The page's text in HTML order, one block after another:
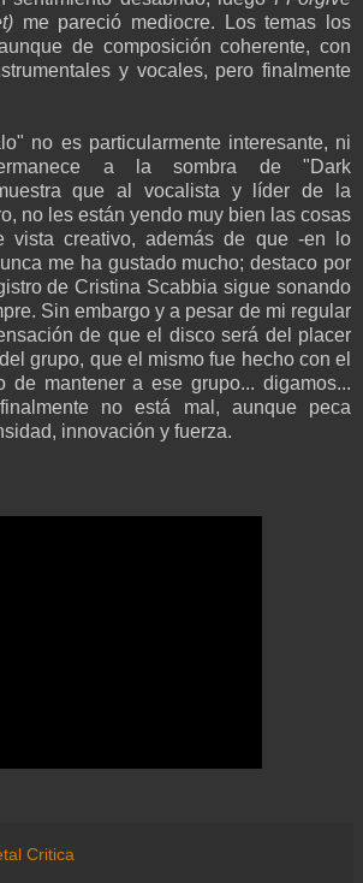
me pareció mediocre. Los temas los
de composición coherente, con
y vocales, pero finalmente
no es particularmente interesante, ni
a la sombra de "Dark
que al vocalista y líder de la
no les están yendo muy bien las cosas
vista creativo, además de que -en lo
me ha gustado mucho; destaco por
de Cristina Scabbia sigue sonando
Sin embargo y a pesar de mi regular
de que el disco será del placer
grupo, que el mismo fue hecho con el
de mantener a ese grupo... digamos...
no está mal, aunque peca
innovación y fuerza.
Critica